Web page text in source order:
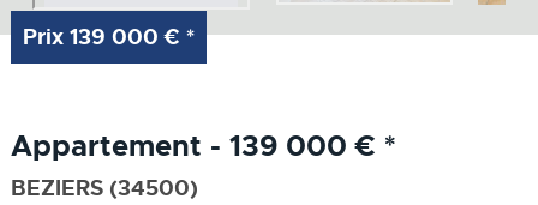
Prix139 000 € *
Appartement - 139 000 € *
BEZIERS (34500)